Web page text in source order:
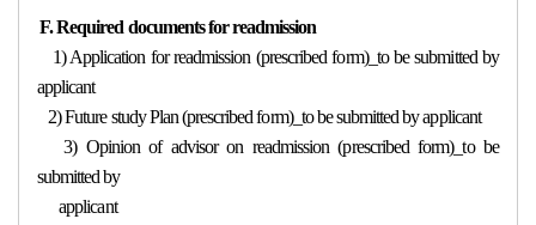
F. Required documents for readmission
1) Application for readmission (prescribed form)_to be submitted by
applicant
2) Future study Plan (prescribed form)_to be submitted by applicant
3) Opinion of advisor on readmission (prescribed form)_to be
submitted by
applicant